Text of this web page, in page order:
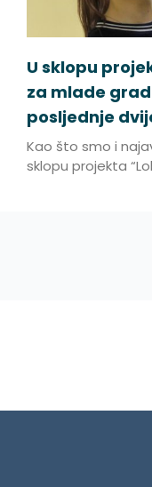
U sklopu
za mlade
posljednje
Kao što smo i
sklopu projekta